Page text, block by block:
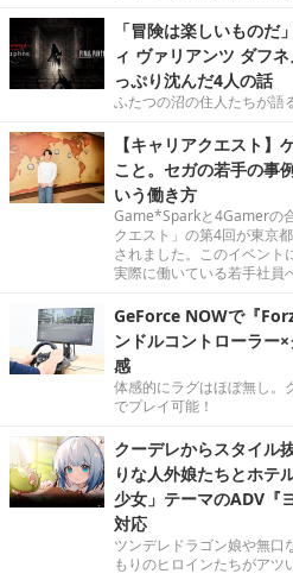
「冒険は楽しいものだ
ィ ヴァリアンツ ダフ
っぷり沈んだ4人の話
ふたつの沼の住人たちが語
【キャリアクエスト】
こと。セガの若手の事
いう働き方
Game*Sparkと4Gamerの
クエスト」の第4回が東京
されました。このイベント
実際に働いている若手社員
GeForce NOWで『
ンドルコントローラー
感
体感的にラグはほぼ無し。
でプレイ可能！
クーデレからスタイル
りな人外娘たちとホテ
少女」テーマのADV『
対応
ツンデレドラゴン娘や無口
もりのヒロインたちがアツ